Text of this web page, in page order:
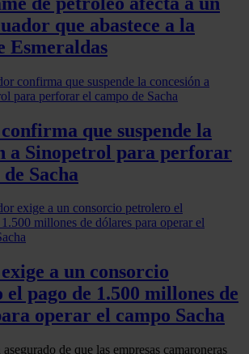
que abastece a la
Esmeraldas
que suspende la
a Sinopetrol para perforar
Sacha
a un consorcio
pago de 1.500 millones de
operar el campo Sacha
de que las empresas camaroneras